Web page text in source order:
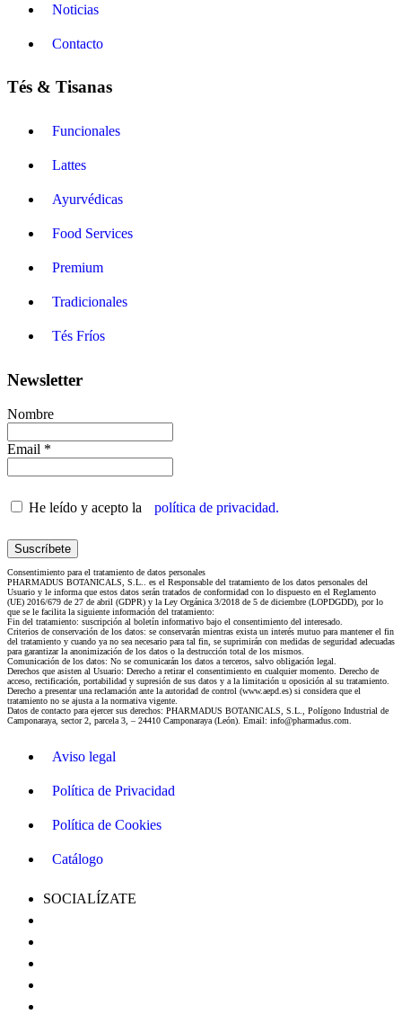
Noticias
Contacto
Tés & Tisanas
Funcionales
Lattes
Ayurvédicas
Food Services
Premium
Tradicionales
Tés Fríos
Newsletter
Nombre
Email *
He leído y acepto la política de privacidad.
Consentimiento para el tratamiento de datos personales
PHARMADUS BOTANICALS, S.L.. es el Responsable del tratamiento de los datos personales del
Usuario y le informa que estos datos serán tratados de conformidad con lo dispuesto en el Reglamento
(UE) 2016/679 de 27 de abril (GDPR) y la Ley Orgánica 3/2018 de 5 de diciembre (LOPDGDD), por lo
que se le facilita la siguiente información del tratamiento:
Fin del tratamiento: suscripción al boletín informativo bajo el consentimiento del interesado.
Criterios de conservación de los datos: se conservarán mientras exista un interés mutuo para mantener el fin
del tratamiento y cuando ya no sea necesario para tal fin, se suprimirán con medidas de seguridad adecuadas
para garantizar la anonimización de los datos o la destrucción total de los mismos.
Comunicación de los datos: No se comunicarán los datos a terceros, salvo obligación legal.
Derechos que asisten al Usuario: Derecho a retirar el consentimiento en cualquier momento. Derecho de
acceso, rectificación, portabilidad y supresión de sus datos y a la limitación u oposición al su tratamiento.
Derecho a presentar una reclamación ante la autoridad de control (www.aepd.es) si considera que el
tratamiento no se ajusta a la normativa vigente.
Datos de contacto para ejercer sus derechos: PHARMADUS BOTANICALS, S.L., Polígono Industrial de
Camponaraya, sector 2, parcela 3, – 24410 Camponaraya (León). Email: info@pharmadus.com.
Aviso legal
Política de Privacidad
Política de Cookies
Catálogo
SOCIALÍZATE